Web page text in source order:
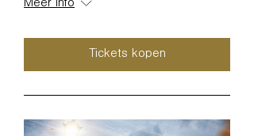
Meer info
Tickets kopen